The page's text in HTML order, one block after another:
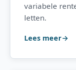
variabele
letten.
Lees meer